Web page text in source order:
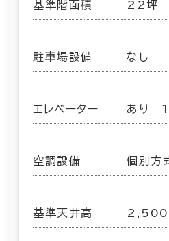
基準階面積 22坪
駐車場設備 なし
エレベーター あり 1
空調設備 個別方
基準天井高